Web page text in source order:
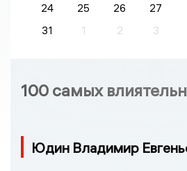
24
25 26 27
31
1 2 3
100 самых
Юдин Владимир